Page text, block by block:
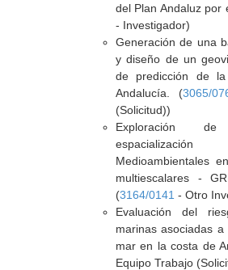
del Plan Andaluz por
- Investigador)
Generación de una
y diseño de un
de predicción de
Andalucía. (3065/
(Solicitud))
Exploración
Medioambientales
multiescalares -
(3164/0141 - Otro
Evaluación del
marinas asociadas
mar en la costa de
Equipo Trabajo